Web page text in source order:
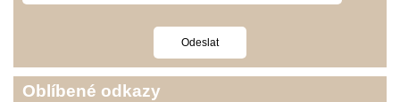
Oblíbené odkazy